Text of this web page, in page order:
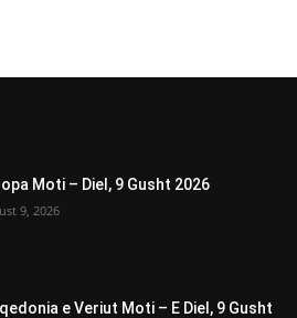
Moti – Diel, 9 Gusht 2026
9, 2026
e Veriut Moti – E Diel, 9 Gusht